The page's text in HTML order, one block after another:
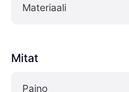
Materiaali
Mitat
Paino